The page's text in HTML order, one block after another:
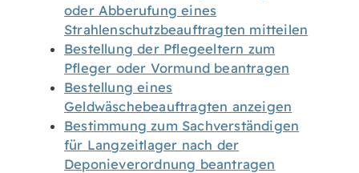
oder Abberufung eines
Strahlenschutzbeauftragten mitteilen
Bestellung der Pflegeeltern zum
Pfleger oder Vormund beantragen
Bestellung eines
Geldwäschebeauftragten anzeigen
Bestimmung zum Sachverständigen
für Langzeitlager nach der
Deponieverordnung beantragen